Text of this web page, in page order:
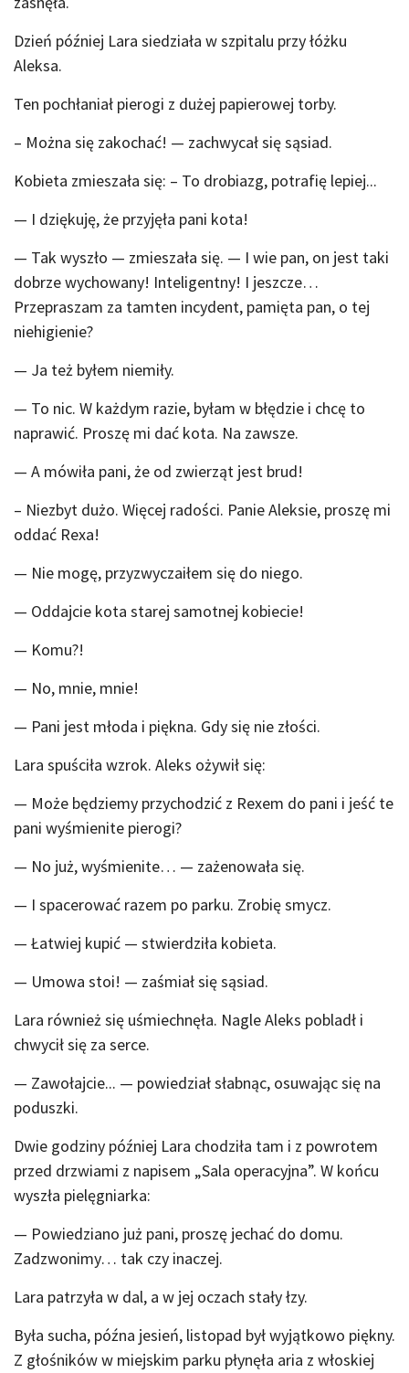
Dzień później Lara siedziała w szpitalu przy łóżku
Aleksa.
Ten pochłaniał pierogi z dużej papierowej torby.
– Można się zakochać! — zachwycał się sąsiad.
Kobieta zmieszała się: – To drobiazg, potrafię lepiej...
— I dziękuję, że przyjęła pani kota!
— Tak wyszło — zmieszała się. — I wie pan, on jest taki
dobrze wychowany! Inteligentny! I jeszcze…
Przepraszam za tamten incydent, pamięta pan, o tej
niehigienie?
— Ja też byłem niemiły.
— To nic. W każdym razie, byłam w błędzie i chcę to
naprawić. Proszę mi dać kota. Na zawsze.
— A mówiła pani, że od zwierząt jest brud!
– Niezbyt dużo. Więcej radości. Panie Aleksie, proszę mi
oddać Rexa!
— Nie mogę, przyzwyczaiłem się do niego.
— Oddajcie kota starej samotnej kobiecie!
— Komu?!
— No, mnie, mnie!
— Pani jest młoda i piękna. Gdy się nie złości.
Lara spuściła wzrok. Aleks ożywił się:
— Może będziemy przychodzić z Rexem do pani i jeść te
pani wyśmienite pierogi?
— No już, wyśmienite… — zażenowała się.
— I spacerować razem po parku. Zrobię smycz.
— Łatwiej kupić — stwierdziła kobieta.
— Umowa stoi! — zaśmiał się sąsiad.
Lara również się uśmiechnęła. Nagle Aleks pobladł i
chwycił się za serce.
— Zawołajcie... — powiedział słabnąc, osuwając się na
poduszki.
Dwie godziny później Lara chodziła tam i z powrotem
przed drzwiami z napisem „Sala operacyjna”. W końcu
wyszła pielęgniarka:
— Powiedziano już pani, proszę jechać do domu.
Zadzwonimy… tak czy inaczej.
Lara patrzyła w dal, a w jej oczach stały łzy.
Była sucha, późna jesień, listopad był wyjątkowo piękny.
Z głośników w miejskim parku płynęła aria z włoskiej